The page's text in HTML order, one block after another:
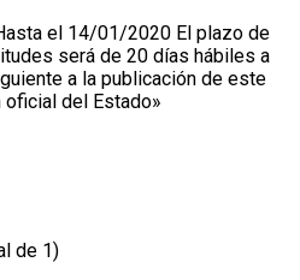
el 14/01/2020 El plazo de
será de 20 días hábiles a
a la publicación de este
oficial del Estado»
de 1)